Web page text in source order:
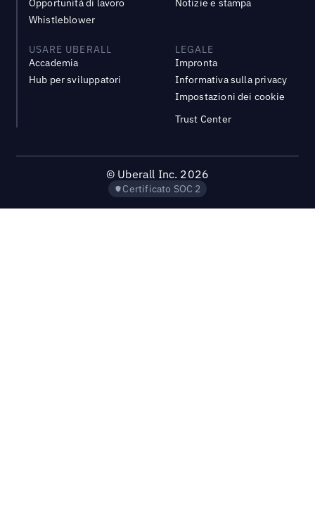
Opportunità di lavoro
Whistleblower
Notizie e stampa
USARE UBERALL
Accademia
Hub per sviluppatori
LEGALE
Impronta
Informativa sulla privacy
Impostazioni dei cookie
Trust Center
© Uberall Inc. 2026
Certificato SOC 2